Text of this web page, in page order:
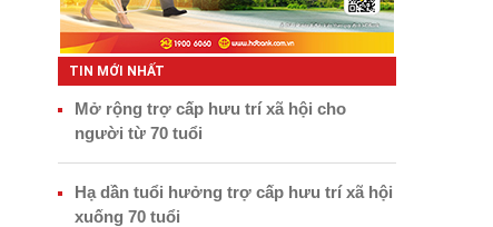
TIN MỚI NHẤT
Mở rộng trợ cấp hưu trí xã hội cho
người từ 70 tuổi
Hạ dần tuổi hưởng trợ cấp hưu trí xã hội
xuống 70 tuổi